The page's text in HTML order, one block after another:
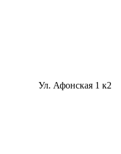
Ул. Афонская 1 к2